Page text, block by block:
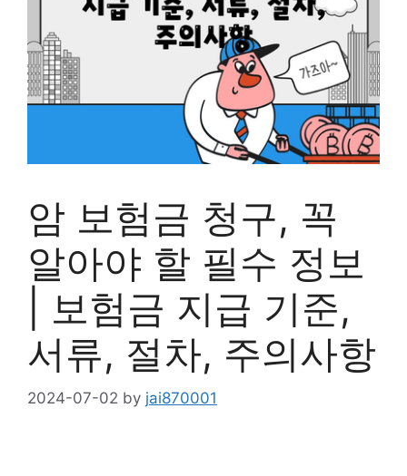
암 보험금 청구, 꼭
알아야 할 필수 정보
| 보험금 지급 기준,
서류, 절차, 주의사항
2024-07-02 by jai870001